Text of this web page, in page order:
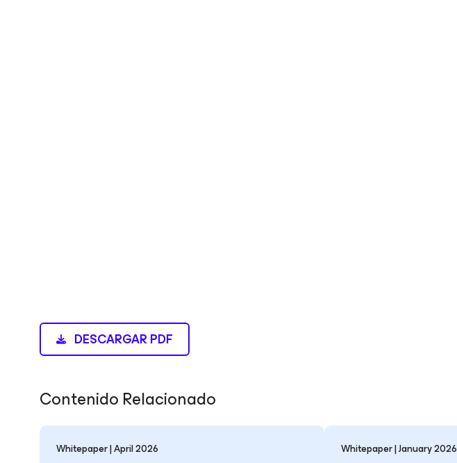
DESCARGAR PDF
Contenido Relacionado
Whitepaper | April 2026 Whitepaper | January 2026